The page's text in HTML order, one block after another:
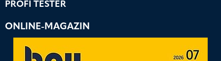
PROFI TESTER
ONLINE-MAGAZIN